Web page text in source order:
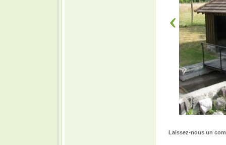
Laissez-nous un